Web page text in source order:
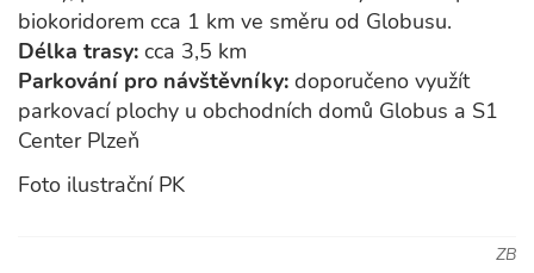
biokoridorem cca 1 km ve směru od Globusu.
Délka trasy: cca 3,5 km
Parkování pro návštěvníky: doporučeno využít
parkovací plochy u obchodních domů Globus a S1
Center Plzeň
Foto ilustrační PK
ZB